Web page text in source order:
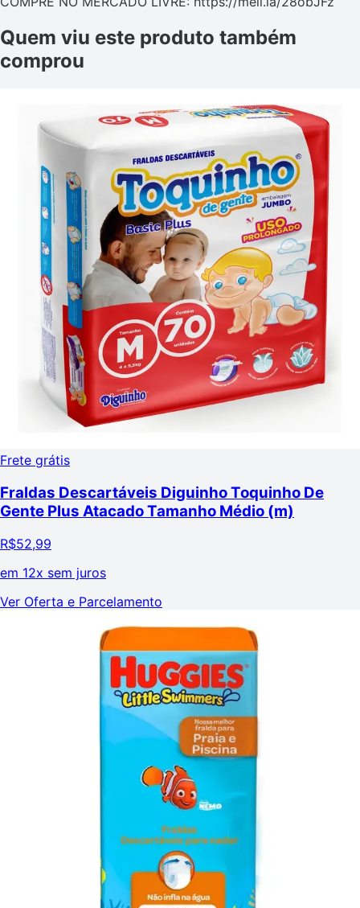
Quem viu este produto também
comprou
Frete grátis
Fraldas Descartáveis Diguinho Toquinho De
Gente Plus Atacado Tamanho Médio (m)
R$52,99
em 12x sem juros
Ver Oferta e Parcelamento